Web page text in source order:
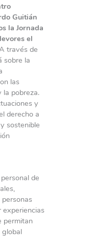
Guitián
la Jornada
el
través de
sobre la
las
la pobreza.
y
derecho a
sostenible
de
experiencias
permitan
global